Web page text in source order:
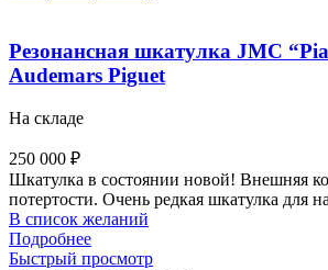
Резонансная шкатулка JMC
Audemars Piguet
На складе
250 000 ₽
Шкатулка в состоянии новой! Внешняя
потертости. Очень редкая шкатулка для
В список желаний
Подробнее
Быстрый просмотр